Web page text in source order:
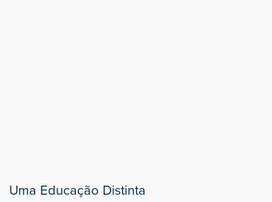
Uma Educação Distinta